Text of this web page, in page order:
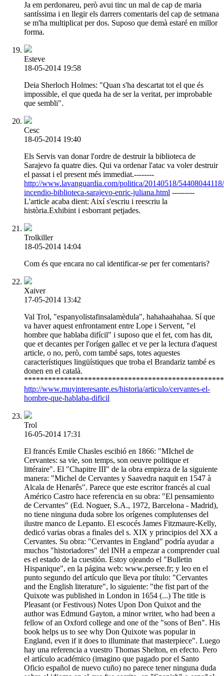
Ja em perdonareu, però avui tinc un mal de cap de maria
santíssima i en llegir els darrers comentaris del cap de setmana
se m'ha multiplicat per dos. Suposo que demà estaré en millor
forma.
Esteve
18-05-2014 19:58
Deia Sherloch Holmes: "Quan s'ha descartat tot el que és
impossible, el que queda ha de ser la veritat, per improbable
que sembli".
Cesc
18-05-2014 19:40
Els Servis van donar l'ordre de destruir la biblioteca de
Sarajevo fa quatre dies. Qui va ordenar l'atac va voler destruir
el passat i el present més immediat.--------
http://www.lavanguardia.com/politica/20140518/
incendio-biblioteca-sarajevo-enric-juliana.html ---------
L'article acaba dient: Així s'escriu i reescriu la
història.Exhibint i esborrant petjades.
Trolkiller
18-05-2014 14:04
Com és que encara no cal identificar-se per fer comentaris?
Xaiver
17-05-2014 13:42
Val Trol, "espanyolistafinsalamèdula", hahahaahahaa. Sí que
va haver aquest enfrontament entre Lope i Servent, "el
hombre que hablaba difícil" i suposo que el fet, com has dit,
que et decantes per l'orígen gallec et ve per la lectura d'aquest
article, o no, però, com també saps, totes aquestes
característiques lingüístiques que troba el Brandariz també es
donen en el català.
http://www.muyinteresante.es/historia/articulo/cervantes-el-
hombre-que-hablaba-dificil
Trol
16-05-2014 17:31
El francés Emile Chasles escibió en 1866: "MIchel de
Cervantes: sa vie, son temps, son oeuvre politique et
littéraire". El "Chapitre III" de la obra empieza de la siguiente
manera: "Michel de Cervantes y Saavedra naquit en 1547 à
Alcala de Henarês". Parece que este escritor francés al cual
Américo Castro hace referencia en su obra: "El pensamiento
de Cervantes" (Ed. Noguer, S.A., 1972, Barcelona - Madrid),
no tiene ninguna duda sobre los orígenes complutenses del
ilustre manco de Lepanto. El escocés James Fitzmaure-Kelly,
dedicó varias obras a finales del s. XIX y principios del XX a
Cervantes. Su obra: "Cervantes in England" podría ayudar a
muchos "historiadores" del INH a empezar a comprender cual
es el estado de la cuestión. Estoy ojeando el "Bulletin
Hispanique", en la página web: www.persee.fr; y leo en el
punto segundo del artículo que lleva por título: "Cervantes
and the English literature", lo siguiente: "the fist part of the
Quixote was published in London in 1654 (...) The title is
Pleasant (or Festivous) Notes Upon Don Quixot and the
author was Edmund Gayton, a minor writer, who had been a
fellow of an Oxford college and one of the "sons of Ben". His
book helps us to see why Don Quixote was popular in
England, even if it does to illuminate that masterpiece". Luego
hay una referencia a vuestro Thomas Shelton, en efecto. Pero
el artículo académico (imagino que pagado por el Santo
Oficio español de nuevo cuño) no parece tener ninguna duda